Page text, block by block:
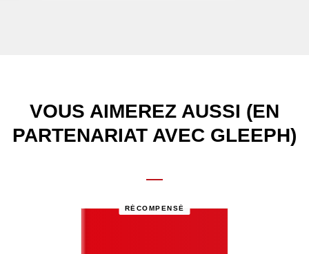
VOUS AIMEREZ AUSSI (EN
PARTENARIAT AVEC GLEEPH)
RÉCOMPENSÉ